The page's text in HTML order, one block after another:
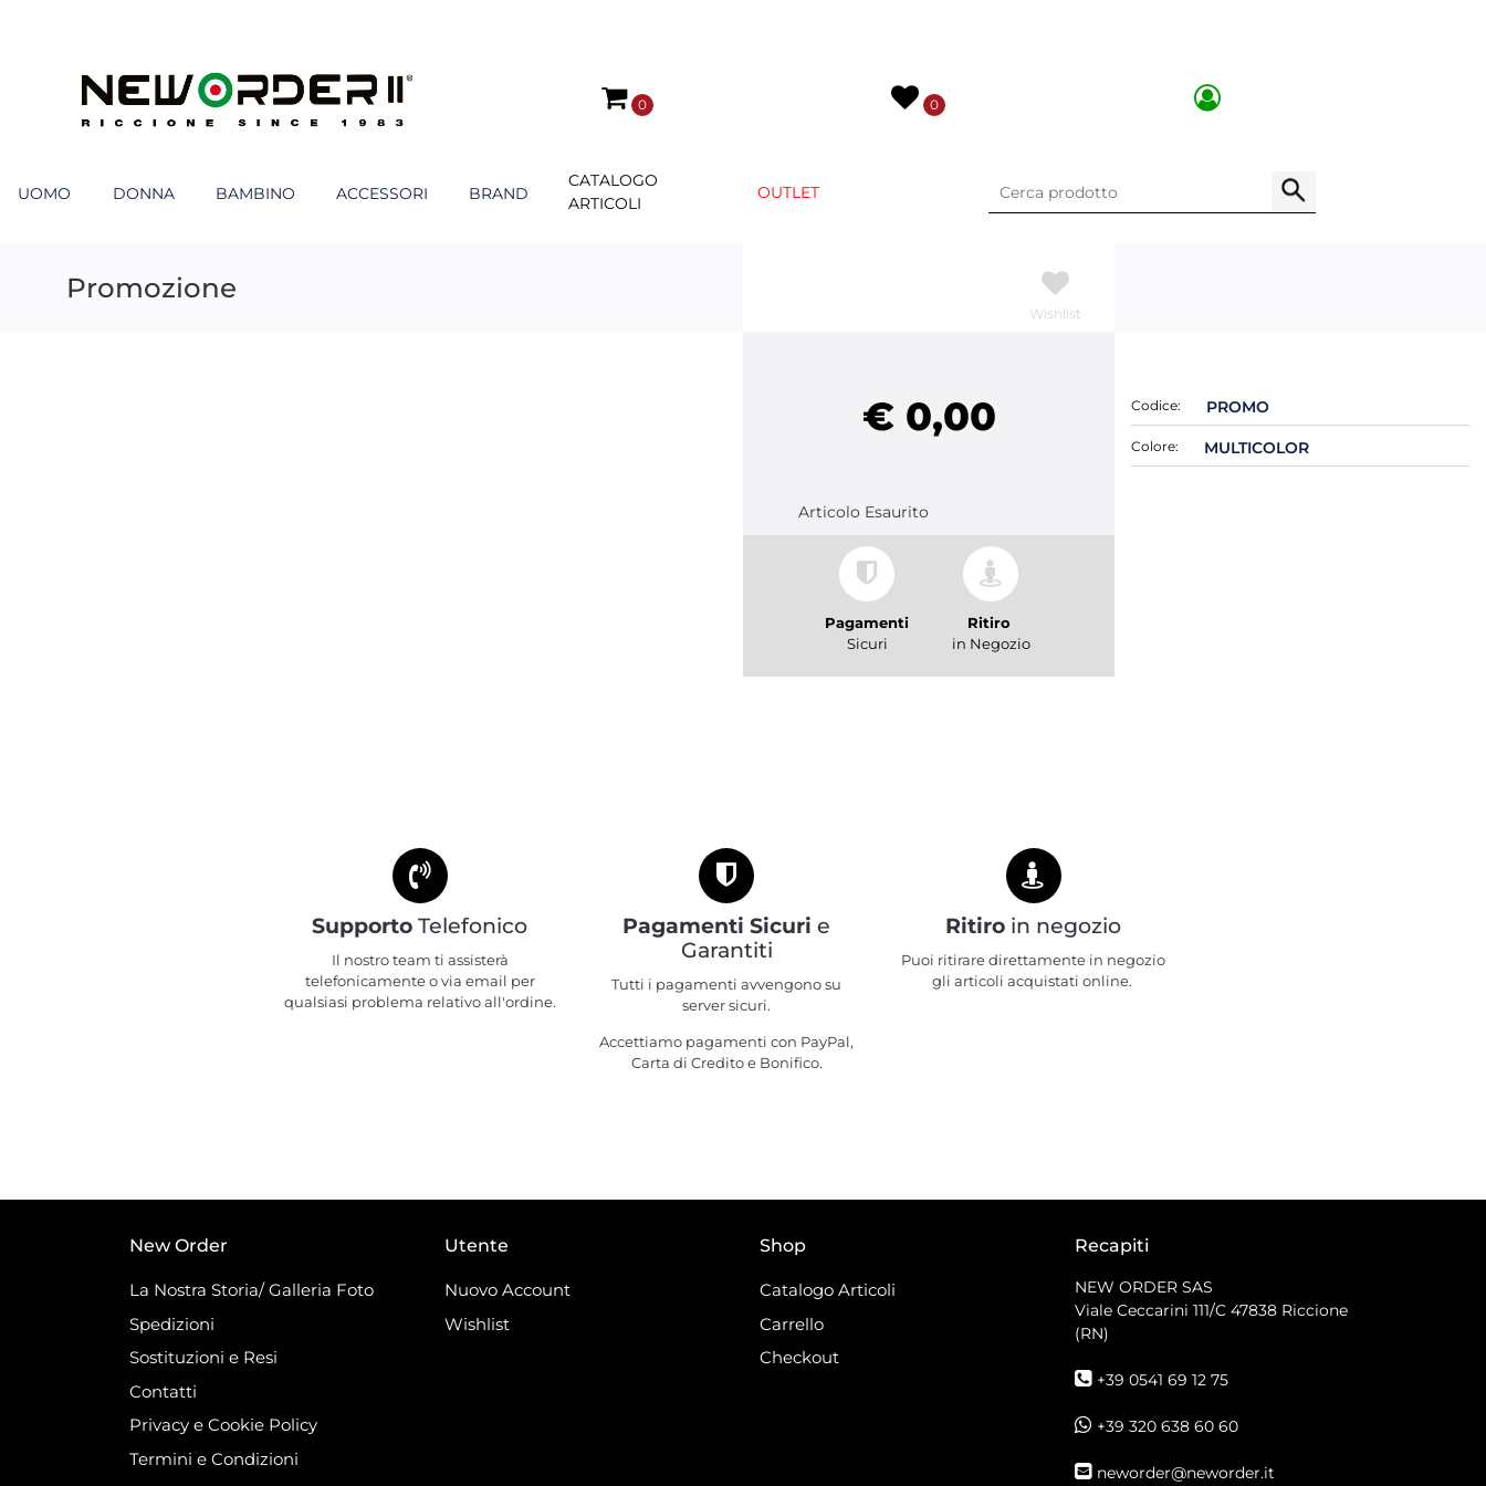
0 0
UOMO DONNA BAMBINO ACCESSORI BRAND
CATALOGO
ARTICOLI
OUTLET
Promozione
Wishlist
€ 0,00
Articolo Esaurito
Pagamenti
Sicuri
Ritiro
in Negozio
Codice: PROMO
Colore: MULTICOLOR
Supporto Telefonico
Il nostro team ti assisterà
telefonicamente o via email per
qualsiasi problema relativo all'ordine.
Pagamenti Sicuri e
Garantiti
Tutti i pagamenti avvengono su
server sicuri.
Accettiamo pagamenti con PayPal,
Carta di Credito e Bonifico.
Ritiro in negozio
Puoi ritirare direttamente in negozio
gli articoli acquistati online.
New Order
La Nostra Storia/ Galleria Foto
Spedizioni
Sostituzioni e Resi
Contatti
Privacy e Cookie Policy
Termini e Condizioni
Utente
Nuovo Account
Wishlist
Shop
Catalogo Articoli
Carrello
Checkout
Recapiti
NEW ORDER SAS
Viale Ceccarini 111/C 47838 Riccione
(RN)
+39 0541 69 12 75
+39 320 638 60 60
neworder@neworder.it